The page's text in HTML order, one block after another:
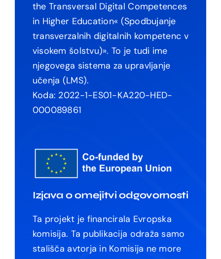
the Transversal Digital Competences
in Higher Education« (Spodbujanje
transverzalnih digitalnih kompetenc v
visokem šolstvu)». To je tudi ime
njegovega sistema za upravljanje
učenja (LMS).
Koda: 2022-1-ES01-KA220-HED-
000089861
Izjava o omejitvi odgovornosti
Ta projekt je financirala Evropska
komisija. Ta publikacija odraža samo
stališča avtorja in Komisija ne more